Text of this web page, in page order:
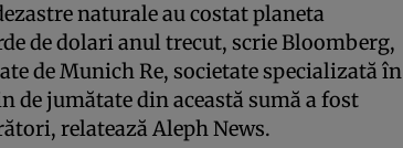
naturale au costat planeta
de dolari anul trecut, scrie Bloomberg,
de Munich Re, societate specializată în
de jumătate din această sumă a fost
relatează Aleph News.